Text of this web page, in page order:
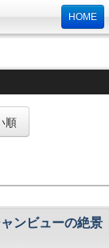
HOME
順
ンビューの絶景